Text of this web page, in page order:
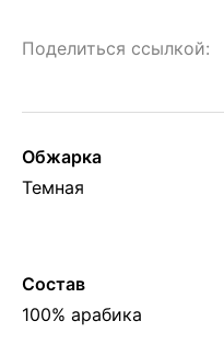
Поделиться ссылкой:
Обжарка
Темная
Состав
100% арабика